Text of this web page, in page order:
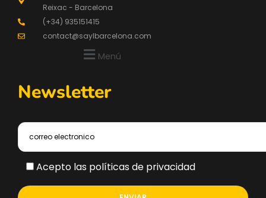
Reixac - Barcelona
(+34) 935151415
contact@saylbarcelona.com
Menú
Newsletter
Acepto las políticas de privacidad